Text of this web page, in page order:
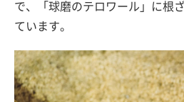
で、「球磨のテロワール」に根
ています。